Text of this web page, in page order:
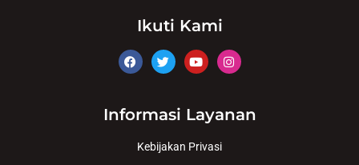
Ikuti Kami
Informasi Layanan
Kebijakan Privasi